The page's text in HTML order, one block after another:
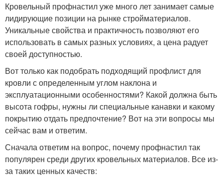
Кровельный профнастил уже много лет занимает самые
лидирующие позиции на рынке стройматериалов.
Уникальные свойства и практичность позволяют его
использовать в самых разных условиях, а цена радует
своей доступностью.
Вот только как подобрать подходящий профлист для
кровли с определенным углом наклона и
эксплуатационными особенностями? Какой должна быть
высота гофры, нужны ли специальные канавки и какому
покрытию отдать предпочтение? Вот на эти вопросы мы
сейчас вам и ответим.
Сначала ответим на вопрос, почему профнастил так
популярен среди других кровельных материалов. Все из-
за таких ценных качеств: